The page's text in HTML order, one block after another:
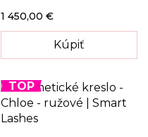
1 450,00 €
Kúpiť
TOP